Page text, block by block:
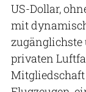
US-Dollar,
mit
privaten
Mitgliedschaft